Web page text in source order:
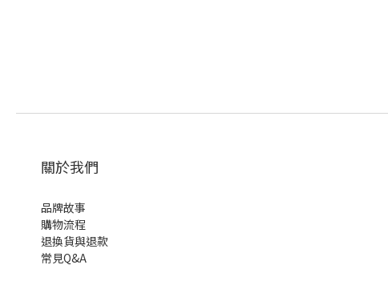
關於我們
品牌故事
購物流程
退換貨與退款
常見Q&A